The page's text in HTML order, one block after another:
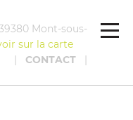
Mont-sous-
sur la carte
| CONTACT|